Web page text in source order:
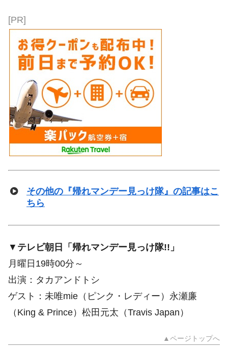
[PR]
その他の『帰れマンデー見っけ隊』の記事はこ
ちら
▼ テレビ朝日「帰れマンデー見っけ隊!!」
月曜日19時00分～
出演：タカアンドトシ
ゲスト：未唯mie（ピンク・レディー）永瀬廉
（King & Prince）松田元太（Travis Japan）
▲ページトップへ